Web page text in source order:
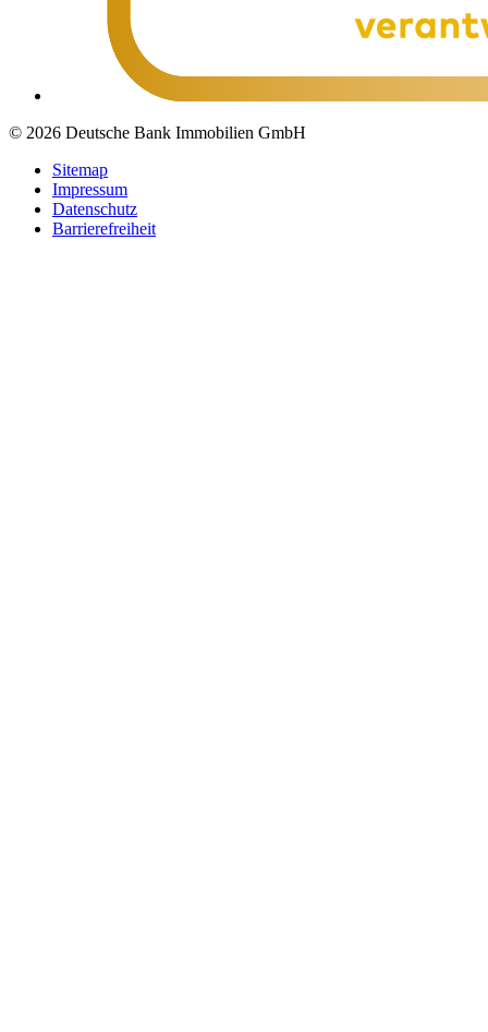
© 2026 Deutsche Bank Immobilien GmbH
Sitemap
Impressum
Datenschutz
Barrierefreiheit